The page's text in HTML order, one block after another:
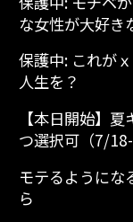
な女性が大好き
保護中: これが
人生を？
【本日開始】
つ選択可（7/18-
モテるようにな
ら